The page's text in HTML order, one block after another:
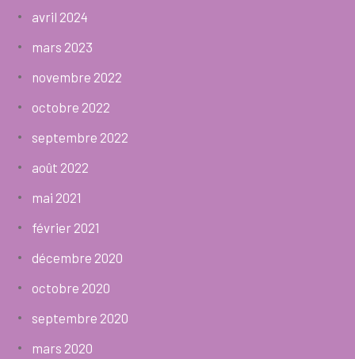
avril 2024
mars 2023
novembre 2022
octobre 2022
septembre 2022
août 2022
mai 2021
février 2021
décembre 2020
octobre 2020
septembre 2020
mars 2020